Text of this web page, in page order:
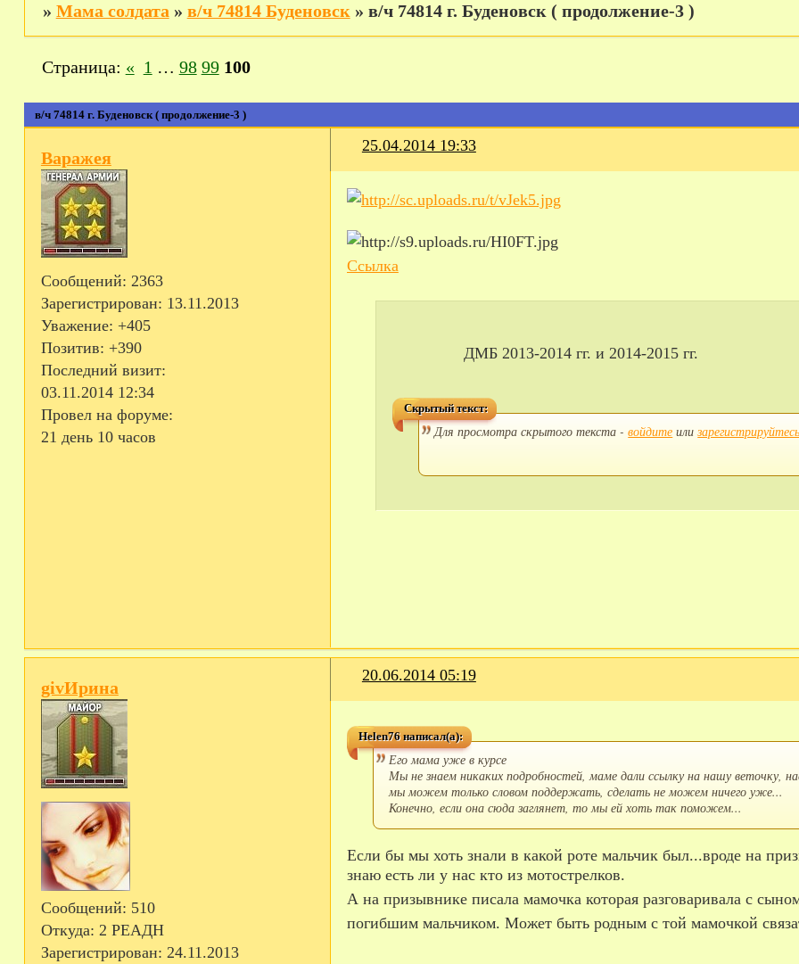
» Мама солдата » в/ч 74814 Буденовск » в/ч 74814 г. Буденовск ( продолжение-3 )
в/ч 74814 г. Буденовск ( продолжение-3 )
Страница: « 1 … 98 99 100
25.04.2014 19:33
Варажея
Сообщений: 2363
Зарегистрирован: 13.11.2013
Уважение: +405
Позитив: +390
Последний визит:
03.11.2014 12:34
Провел на форуме:
21 день 10 часов
Ссылка
ДМБ 2013-2014 гг. и 2014-2015 гг.
Скрытый текст:
Для просмотра скрытого текста -войдите или
20.06.2014 05:19
givИрина
Сообщений: 510
Откуда: 2 РЕАДН
Зарегистрирован: 24.11.2013
Helen76 написал(а):
Его мама уже в курсе
Мы не знаем никаких подробностей, маме дали ссылку на нашу веточку,
мы можем только словом поддержать, сделать не можем ничего уже...
Конечно, если она сюда заглянет, то мы ей хоть так поможем...
Если бы мы хоть знали в какой роте мальчик был...вроде на призывнике писали, что мотострелковая рота. Я не
знаю есть ли у нас кто из мотострелков.
А на призывнике писала мамочка которая разговаривала с
погибшим мальчиком. Может быть родным с той мамочкой